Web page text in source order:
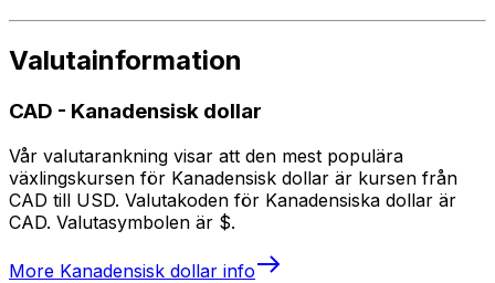
Valutainformation
CAD - Kanadensisk dollar
Vår valutarankning visar att den mest populära
växlingskursen för Kanadensisk dollar är kursen från
CAD till USD. Valutakoden för Kanadensiska dollar är
CAD. Valutasymbolen är $.
More Kanadensisk dollar info